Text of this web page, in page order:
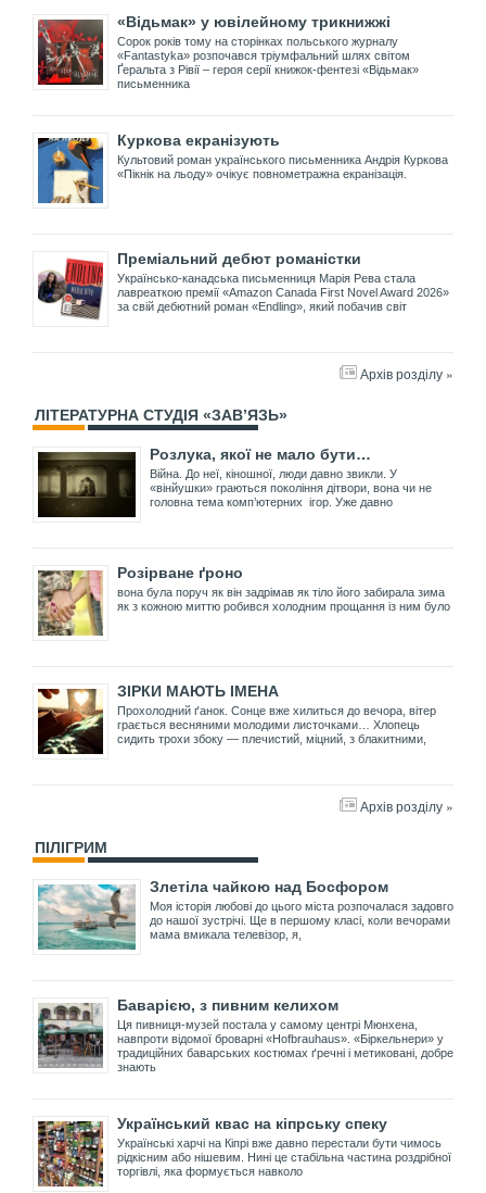
«Відьмак» у ювілейному трикнижжі
Сорок років тому на сторінках польського журналу
«Fantastyka» розпочався тріумфальний шлях світом
Ґеральта з Рівії – героя серії книжок-фентезі «Відьмак»
письменника
Куркова екранізують
Культовий роман українського письменника Андрія Куркова
«Пікнік на льоду» очікує повнометражна екранізація.
Преміальний дебют романістки
Українсько-канадська письменниця Марія Рева стала
лавреаткою премії «Amazon Canada First Novel Award 2026»
за свій дебютний роман «Endling», який побачив світ
Архів розділу »
ЛІТЕРАТУРНА СТУДІЯ «ЗАВ’ЯЗЬ»
Розлука, якої не мало бути…
Війна. До неї, кіношної, люди давно звикли. У
«вінйушки» граються покоління дітвори, вона чи не
головна тема комп’ютерних ігор. Уже давно
Розірване ґроно
вона була поруч як він задрімав як тіло його забирала зима
як з кожною миттю робився холодним прощання із ним було
ЗІРКИ МАЮТЬ ІМЕНА
Прохолодний ґанок. Сонце вже хилиться до вечора, вітер
грається весняними молодими листочками… Хлопець
сидить трохи збоку — плечистий, міцний, з блакитними,
Архів розділу »
ПІЛІГРИМ
Злетіла чайкою над Босфором
Моя історія любові до цього міста розпочалася задовго
до нашої зустрічі. Ще в першому класі, коли вечорами
мама вмикала телевізор, я,
Баварією, з пивним келихом
Ця пивниця-музей постала у самому центрі Мюнхена,
навпроти відомої броварні «Hofbrauhaus». «Біркельнери» у
традиційних баварських костюмах ґречні і метиковані, добре
знають
Український квас на кіпрську спеку
Українські харчі на Кіпрі вже давно перестали бути чимось
рідкісним або нішевим. Нині це стабільна частина роздрібної
торгівлі, яка формується навколо